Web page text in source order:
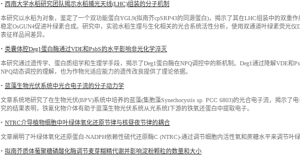
• 西南大学水稻研究团队揭示水稻捕光天线(LHC)组装的分子机制
本研究以水稻为对象，鉴定了一个双功能蛋白YGL9(拟南芥cpSRP43的同源蛋白)，揭示了其在LHC组装中的双重
稳定OsGUN4促进叶绿素合成。研究中，实验水稻生理与生化相关的光合系统活性分析，使用双通道叶绿素荧光仪
表征样品间差异。
• 类囊体腔Deg1蛋白酶通过VDE和PsbS的水平影响非光化学淬灭
本研究通过遗传学、蛋白质组学和生理学手段，揭示了Deg1蛋白酶在NPQ调控中的新机制。Deg1通过降解VDE
NPQ动态调控的理解，也为作物光适应能力的遗传改良提供了理论依据。
• 蓝藻生物光伏系统中光合电子流的分子动力学
文章系统地研究了在生物光伏(BPV)系统中培养的蓝藻(集胞藻Synechocystis sp. PCC 6803)的光合电子流，揭示
究的结果表明，铁氰化物介体有助于蓝藻生物光伏系统从光系统I下游的铁氧还蛋白中提取电子。
• NTRC介导植物细胞中叶绿体氧化还原节律与核昼夜节律的耦合
文章阐明了叶绿体氧化还原蛋白-NADPH依赖性硫代还原酶C (NTRC)-通过调节细胞内活性氧和蔗糖水平来调节叶
• 拟南芥质体葡聚糖磷酸化酶调节麦芽糊精代谢并影响淀粉颗粒的数量和大小